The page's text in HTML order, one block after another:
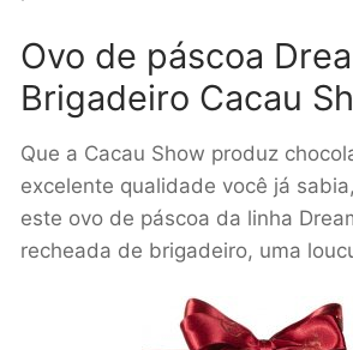
Ovo de páscoa
Brigadeiro Cacau
Que a Cacau Show produz
excelente qualidade você já
este ovo de páscoa da linha
recheada de brigadeiro, uma